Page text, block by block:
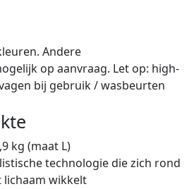
Andere
op aanvraag. Let op: high-
bij gebruik / wasbeurten
kg (maat L)
technologie die zich rond
lichaam wikkelt